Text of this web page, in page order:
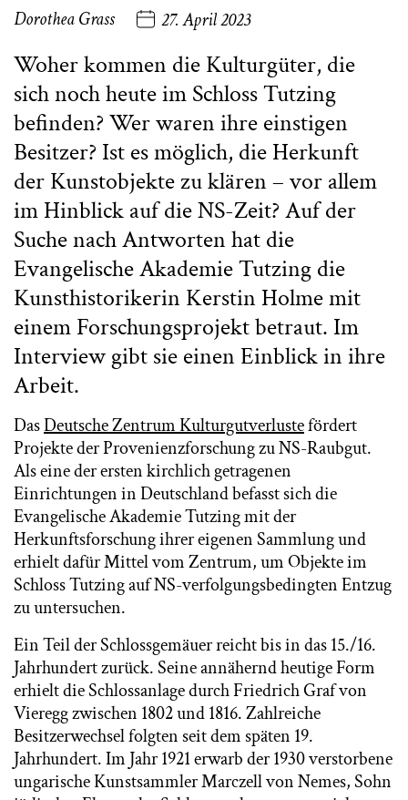
Dorothea Grass 27. April 2023
Woher kommen die Kulturgüter, die
sich noch heute im Schloss Tutzing
befinden? Wer waren ihre einstigen
Besitzer? Ist es möglich, die Herkunft
der Kunstobjekte zu klären – vor allem
im Hinblick auf die NS-Zeit? Auf der
Suche nach Antworten hat die
Evangelische Akademie Tutzing die
Kunsthistorikerin Kerstin Holme mit
einem Forschungsprojekt betraut. Im
Interview gibt sie einen Einblick in ihre
Arbeit.
DasDeutsche Zentrum Kulturgutverlustefördert
Projekte der Provenienzforschung zu NS-Raubgut.
Als eine der ersten kirchlich getragenen
Einrichtungen in Deutschland befasst sich die
Evangelische Akademie Tutzing mit der
Herkunftsforschung ihrer eigenen Sammlung und
erhielt dafür Mittel vom Zentrum, um Objekte im
Schloss Tutzing auf NS-verfolgungsbedingten Entzug
zu untersuchen.
Ein Teil der Schlossgemäuer reicht bis in das 15./16.
Jahrhundert zurück. Seine annähernd heutige Form
erhielt die Schlossanlage durch Friedrich Graf von
Vieregg zwischen 1802 und 1816. Zahlreiche
Besitzerwechsel folgten seit dem späten 19.
Jahrhundert. Im Jahr 1921 erwarb der 1930 verstorbene
ungarische Kunstsammler Marczell von Nemes, Sohn